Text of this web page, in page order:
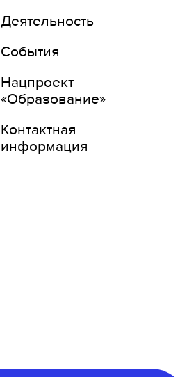
Деятельность
События
Нацпроект
«Образование»
Контактная
информация